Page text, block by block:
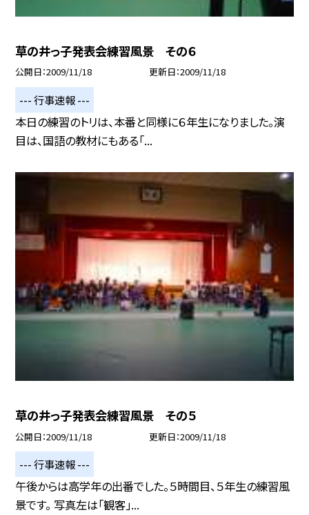
草の井っ子発表会練習風景 その６
公開日 2009/11/18 更新日 2009/11/18
--- 行事速報 ---
本日の練習のトリは、本番と同様に６年生になりました。演
目は、国語の教材にもある「...
草の井っ子発表会練習風景 その５
公開日 2009/11/18 更新日 2009/11/18
--- 行事速報 ---
午後からは高学年の出番でした。５時間目、５年生の練習風
景です。 写真左は「観客」...